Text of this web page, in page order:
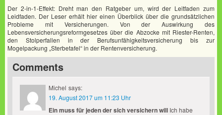
Der 2-in-1-Effekt: Dreht man den Ratgeber um, wird der Leitfaden zum
Leidfaden. Der Leser erhält hier einen Überblick über die grundsätzlichen
Probleme mit Versicherungen. Von der Auswirkung des
Lebensversicherungsreformgesetzes über die Abzocke mit Riester-Renten,
den Stolperfallen in der Berufsunfähigkeitsversicherung bis zur
Mogelpackung „Sterbetafel“ in der Rentenversicherung.
Comments
Michel says:
19. August 2017 um 11:23 Uhr
Ein muss für jeden der sich versichern will Ich habe